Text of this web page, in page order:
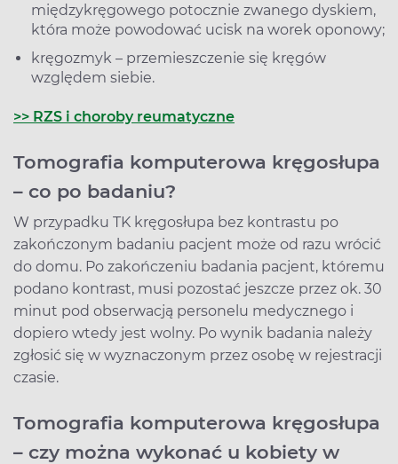
międzykręgowego potocznie zwanego dyskiem,
która może powodować ucisk na worek oponowy;
kręgozmyk – przemieszczenie się kręgów
względem siebie.
>> RZS i choroby reumatyczne
Tomografia komputerowa kręgosłupa
– co po badaniu?
W przypadku TK kręgosłupa bez kontrastu po
zakończonym badaniu pacjent może od razu wrócić
do domu. Po zakończeniu badania pacjent, któremu
podano kontrast, musi pozostać jeszcze przez ok. 30
minut pod obserwacją personelu medycznego i
dopiero wtedy jest wolny. Po wynik badania należy
zgłosić się w wyznaczonym przez osobę w rejestracji
czasie.
Tomografia komputerowa kręgosłupa
– czy można wykonać u kobiety w